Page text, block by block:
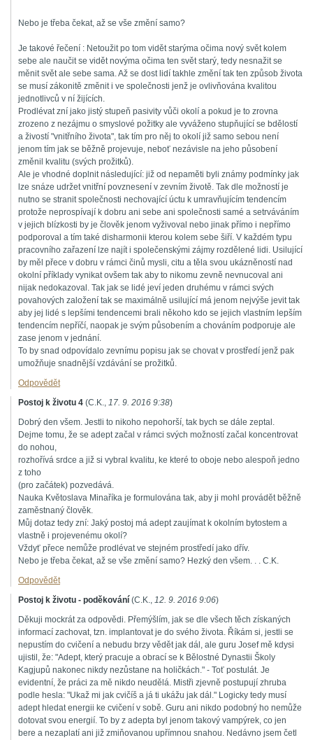
Nebo je třeba čekat, až se vše změní samo?
Je takové řečení : Netoužit po tom vidět starýma očima nový svět kolem
sebe ale naučit se vidět novýma očima ten svět starý, tedy nesnažit se
měnit svět ale sebe sama. Až se dost lidí takhle změní tak ten způsob života
se musí zákonitě změnit i ve společnosti jenž je ovlivňována kvalitou
jednotlivců v ní žijících.
Prodlévat zní jako jistý stupeň pasivity vůči okolí a pokud je to zrovna
zrozeno z nezájmu o smyslové požitky ale vyváženo stupňující se bdělostí
a živostí "vnitřního života", tak tím pro něj to okolí již samo sebou není
jenom tím jak se běžně projevuje, neboť nezávisle na jeho působení
změnil kvalitu (svých prožitků).
Ale je vhodné doplnit následující: již od nepaměti byli známy podmínky jak
lze snáze udržet vnitřní povznesení v zevním životě. Tak dle možností je
nutno se stranit společnosti nechovající úctu k umravňujícím tendencím
protože neprospívají k dobru ani sebe ani společnosti samé a setrváváním
v jejich blízkosti by je člověk jenom vyživoval nebo jinak přímo i nepřímo
podporoval a tím také disharmonii kterou kolem sebe šiří. V každém typu
pracovního zařazení lze najít i společenskými zájmy rozdělené lidi. Usilující
by měl přece v dobru v rámci činů mysli, citu a těla svou ukázněností nad
okolní příklady vynikat ovšem tak aby to nikomu zevně nevnucoval ani
nijak nedokazoval. Tak jak se lidé jeví jeden druhému v rámci svých
povahových založení tak se maximálně usilující má jenom nejvýše jevit tak
aby jej lidé s lepšími tendencemi brali někoho kdo se jejich vlastním lepším
tendencím nepříčí, naopak je svým působením a chováním podporuje ale
zase jenom v jednání.
To by snad odpovídalo zevnímu popisu jak se chovat v prostředí jenž pak
umožňuje snadnější vzdávání se prožitků.
Odpovědět
Postoj k životu 4 (C.K., 17. 9. 2016 9:38)
Dobrý den všem. Jestli to nikoho nepohorší, tak bych se dále zeptal.
Dejme tomu, že se adept začal v rámci svých možností začal koncentrovat
do nohou,
rozhořívá srdce a již si vybral kvalitu, ke které to oboje nebo alespoň jedno
z toho
(pro začátek) pozvedává.
Nauka Květoslava Minaříka je formulována tak, aby ji mohl provádět běžně
zaměstnaný člověk.
Můj dotaz tedy zní: Jaký postoj má adept zaujímat k okolním bytostem a
vlastně i projevenému okolí?
Vždyť přece nemůže prodlévat ve stejném prostředí jako dřív.
Nebo je třeba čekat, až se vše změní samo? Hezký den všem. . . C.K.
Odpovědět
Postoj k životu - poděkování (C.K., 12. 9. 2016 9:06)
Děkuji mockrát za odpovědi. Přemýšlím, jak se dle všech těch získaných
informací zachovat, tzn. implantovat je do svého života. Říkám si, jestli se
nepustím do cvičení a nebudu brzy vědět jak dál, ale guru Josef mě kdysi
ujistil, že: "Adept, který pracuje a obrací se k Bělostné Dynastii Školy
Kagjupů nakonec nikdy nezůstane na holičkách." - Toť postulát. Je
evidentní, že práci za mě nikdo neudělá. Mistři zjevně postupují zhruba
podle hesla: "Ukaž mi jak cvičíš a já ti ukážu jak dál." Logicky tedy musí
adept hledat energii ke cvičení v sobě. Guru ani nikdo podobný ho nemůže
dotovat svou energií. To by z adepta byl jenom takový vampýrek, co jen
bere a nezaplatí ani již zmiňovanou upřímnou snahou. Nedávno jsem četl